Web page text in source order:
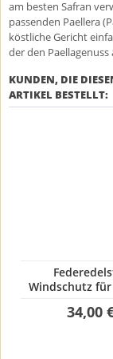
am besten Safran
passenden Paellera
köstliche Gericht
der den
KUNDEN, DIE
ARTIKEL BESTELLT:
Windschutz
34,00